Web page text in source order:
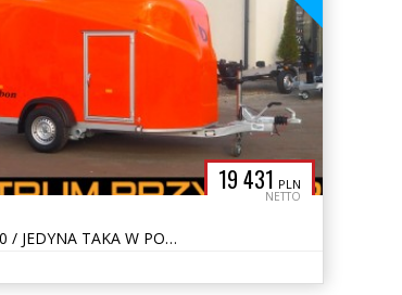
19 431 PLN
NETTO
CARGO 1300 / JEDYNA TAKA W POLSCE W TAKIM KOLORZE !